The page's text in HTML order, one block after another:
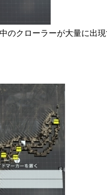
のクローラーが大量に出